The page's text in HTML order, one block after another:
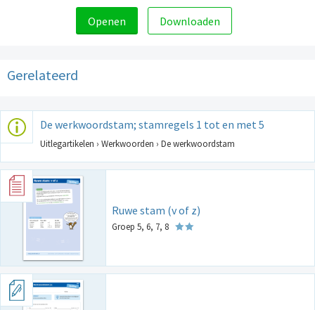
Openen Downloaden
Gerelateerd
De werkwoordstam; stamregels 1 tot en met 5
Uitlegartikelen › Werkwoorden › De werkwoordstam
Ruwe stam (v of z)
Groep 5, 6, 7, 8